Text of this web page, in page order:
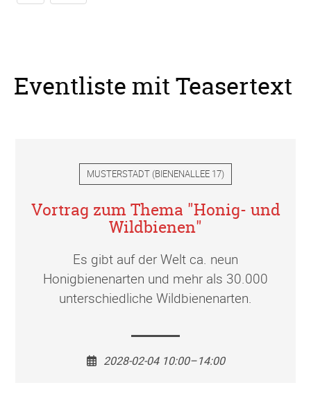
Eventliste mit Teasertext
MUSTERSTADT (BIENENALLEE 17)
Vortrag zum Thema "Honig- und
Wildbienen"
Es gibt auf der Welt ca. neun
Honigbienenarten und mehr als 30.000
unterschiedliche Wildbienenarten.
2028-02-04 10:00–14:00